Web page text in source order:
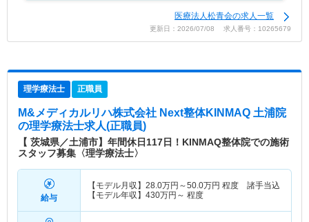
医療法人松青会の求人一覧
更新日：2026/07/08 求人番号：10265679
理学療法士 正職員
M&メディカルリハ株式会社 Next整体KINMAQ 土浦院
の理学療法士求人(正職員)
【 茨城県／土浦市】年間休日117日！KINMAQ整体院での施術
スタッフ募集〈理学療法士〉
給与
【モデル月収】 28.0万円～50.0万円 程度 諸手当込
【モデル年収】 430万円～ 程度